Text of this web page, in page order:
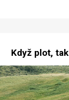
Když plot,